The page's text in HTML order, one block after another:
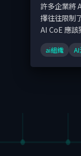
許多企業將
擇往往限制
AI CoE 應該
ai組織